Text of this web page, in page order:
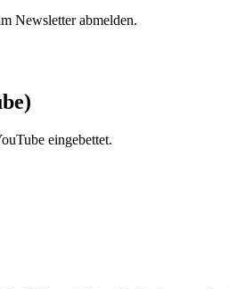
Newsletter abmelden.
eingebettet.